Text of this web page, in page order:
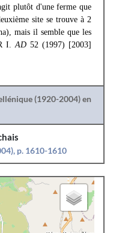
plutôt d'une ferme que
site se trouve à 2
mais il semble que les
I.AD 52 (1997) [2003]
(1920-2004) en
p. 1610-1610